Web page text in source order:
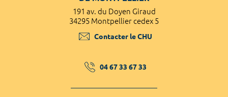
191 av. du Doyen Giraud
34295 Montpellier cedex 5
Contacter le CHU
04 67 33 67 33